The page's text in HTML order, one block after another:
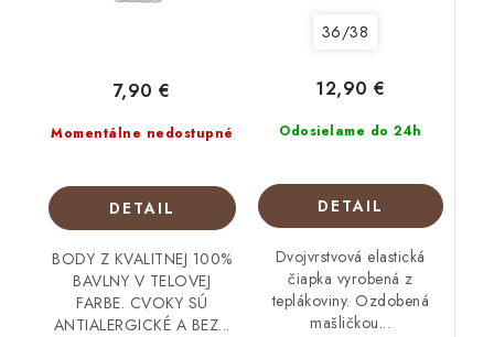
Momentálne nedostupné
7,90 €
DETAIL
BODY Z KVALITNEJ 100%
BAVLNY V TELOVEJ
FARBE. CVOKY SÚ
ANTIALERGICKÉ A BEZ...
36/38
Odosielame do 24h
12,90 €
DETAIL
Dvojvrstvová elastická
čiapka vyrobená z
teplákoviny. Ozdobená
mašličkou...